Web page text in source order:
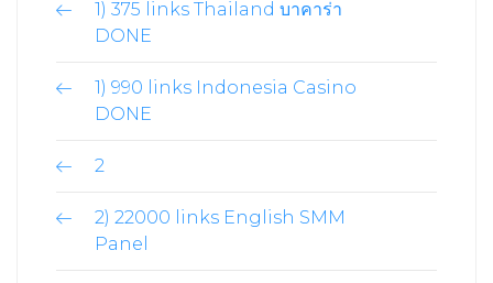
1) 375 links Thailand บาคาร่า
DONE
1) 990 links Indonesia Casino
DONE
2
2) 22000 links English SMM
Panel